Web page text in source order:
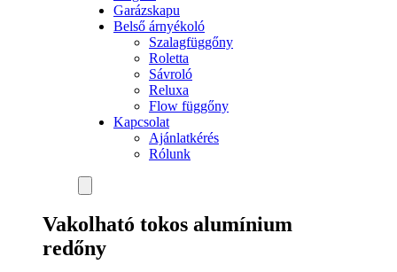
Garázskapu
Belső árnyékoló
Szalagfüggőny
Roletta
Sávroló
Reluxa
Flow függőny
Kapcsolat
Ajánlatkérés
Rólunk
Vakolható tokos alumínium
redőny